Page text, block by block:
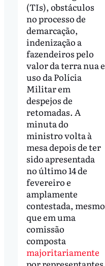
(TIs), obstáculos
no processo de
demarcação,
indenização a
fazendeiros pelo
valor da terra nua e
uso da Polícia
Militar em
despejos de
retomadas. A
minuta do
ministro volta à
mesa depois de ter
sido apresentada
no último 14 de
fevereiro e
amplamente
contestada, mesmo
que em uma
comissão
composta
majoritariamente